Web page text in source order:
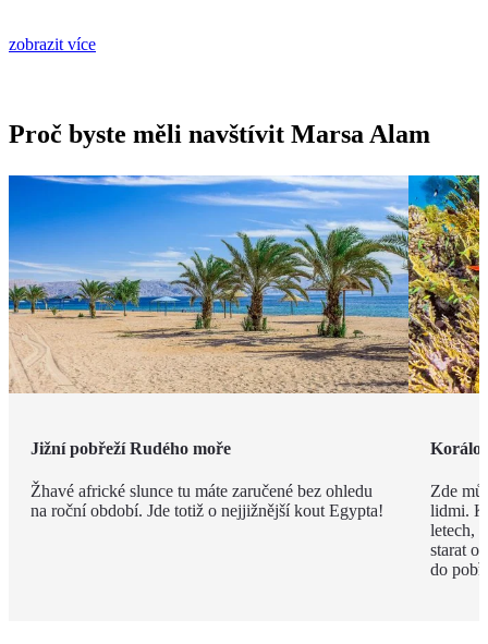
zobrazit více
Proč byste měli navštívit Marsa Alam
Jižní pobřeží Rudého moře
Žhavé africké slunce tu máte zaručené bez ohledu
na roční období. Jde totiž o nejjižnější kout Egypta!
Zde
lidmi. K
letech,
starat o
do